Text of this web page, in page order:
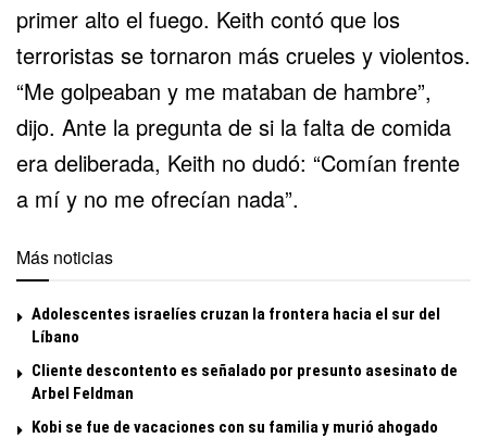
primer alto el fuego. Keith contó que los
terroristas se tornaron más crueles y violentos.
“Me golpeaban y me mataban de hambre”,
dijo. Ante la pregunta de si la falta de comida
era deliberada, Keith no dudó: “Comían frente
a mí y no me ofrecían nada”.
Más noticias
Adolescentes israelíes cruzan la frontera hacia el sur del
Líbano
Cliente descontento es señalado por presunto asesinato de
Arbel Feldman
Kobi se fue de vacaciones con su familia y murió ahogado